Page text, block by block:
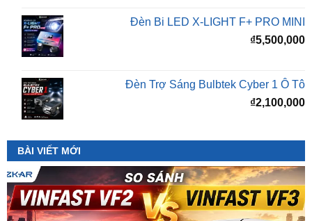
Đèn Trợ Sáng Bulbtek Cyber 1 Ô Tô
BÀI VIẾT MỚI